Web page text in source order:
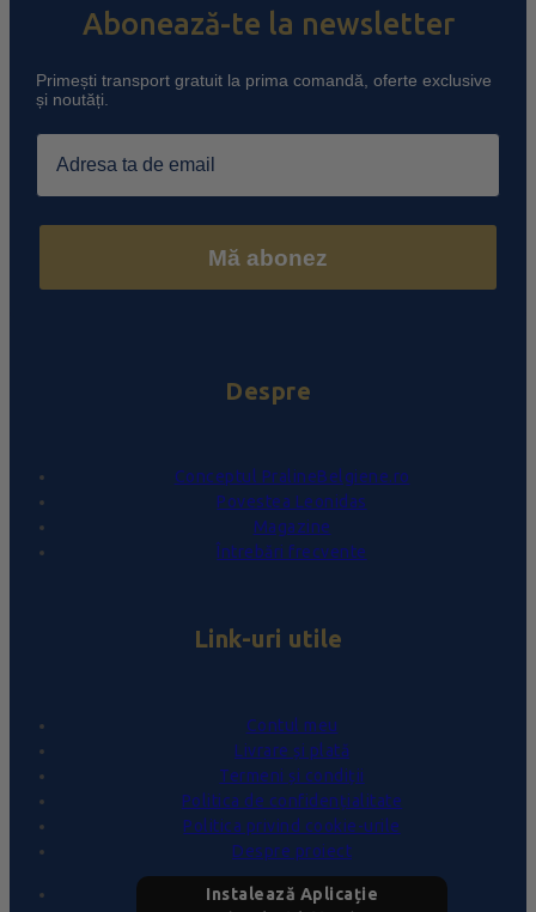
Abonează-te la newsletter
Primești transport gratuit la prima comandă, oferte exclusive
și noutăți.
Email
Mă abonez
Despre
Conceptul PralineBelgiene.ro
Povestea Leonidas
Magazine
Întrebări frecvente
Link-uri utile
Contul meu
Livrare și plată
Termeni și condiții
Politica de confidențialitate
Politica privind cookie-urile
Despre proiect
Instalează Aplicație